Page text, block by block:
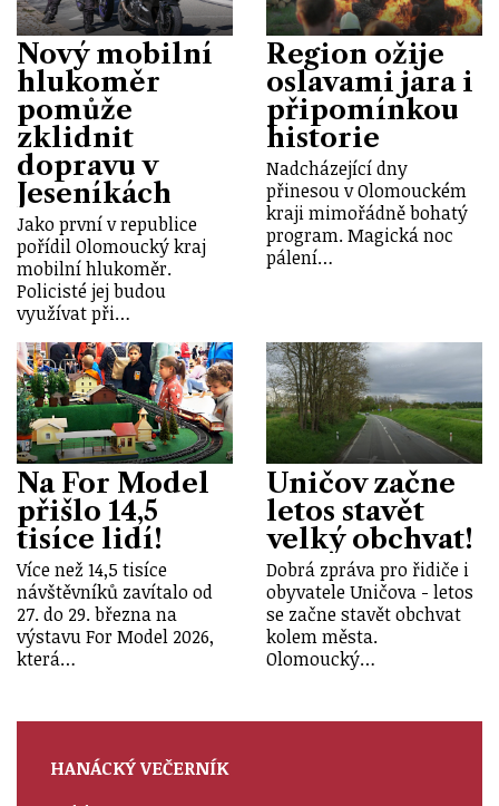
Nový mobilní
hlukoměr
pomůže
zklidnit
dopravu v
Jeseníkách
Jako první v republice
pořídil Olomoucký kraj
mobilní hlukoměr.
Policisté jej budou
využívat při…
Region ožije
oslavami jara i
připomínkou
historie
Nadcházející dny
přinesou v Olomouckém
kraji mimořádně bohatý
program. Magická noc
pálení…
Na For Model
přišlo 14,5
tisíce lidí!
Více než 14,5 tisíce
návštěvníků zavítalo od
27. do 29. března na
výstavu For Model 2026,
která…
Uničov začne
letos stavět
velký obchvat!
Dobrá zpráva pro řidiče i
obyvatele Uničova - letos
se začne stavět obchvat
kolem města.
Olomoucký…
HANÁCKÝ VEČERNÍK